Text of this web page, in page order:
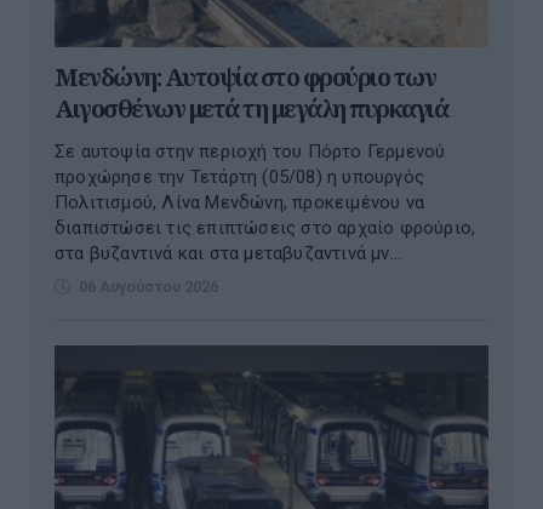
Μενδώνη: Αυτοψία στο φρούριο των
Αιγοσθένων μετά τη μεγάλη πυρκαγιά
Σε αυτοψία στην περιοχή του Πόρτο Γερμενού
προχώρησε την Τετάρτη (05/08) η υπουργός
Πολιτισμού, Λίνα Μενδώνη, προκειμένου να
διαπιστώσει τις επιπτώσεις στο αρχαίο φρούριο,
στα βυζαντινά και στα μεταβυζαντινά μν...